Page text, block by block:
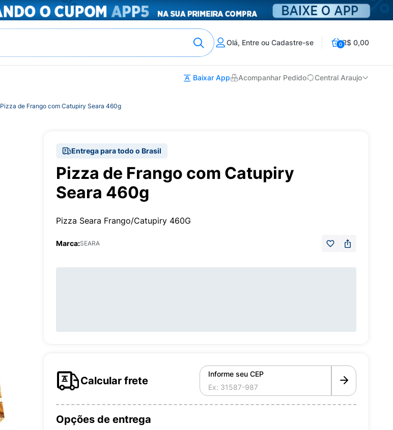
Olá, Entre ou Cadastre-se 0R$ 0,00
Baixar App Acompanhar Pedido Central Araujo
Pizza de Frango com Catupiry Seara 460g
Entrega para todo o Brasil
Pizza de Frango com Catupiry
Seara 460g
Pizza Seara Frango/Catupiry 460G
Marca:SEARA
Calcular frete
Informe seu CEP
Opções de entrega